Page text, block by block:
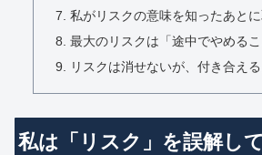
私がリスクの意味を知ったあと
最大のリスクは「途中でやめるこ
リスクは消せないが、付き合え
私は「リスク」を誤解し